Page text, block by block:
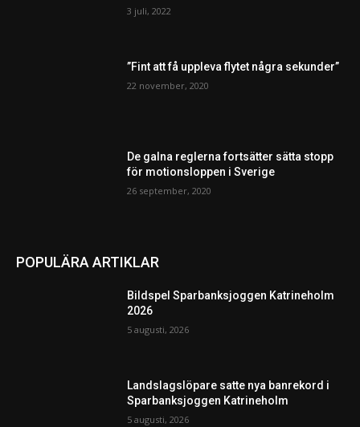
3 juli, 2022
”Fint att få uppleva flytet några sekunder”
22 november, 2020
De galna reglerna fortsätter sätta stopp
för motionsloppen i Sverige
26 september, 2020
POPULÄRA ARTIKLAR
Bildspel Sparbanksjoggen Katrineholm
2026
5 augusti, 2026
Landslagslöpare satte nya banrekord i
Sparbanksjoggen Katrineholm
5 augusti, 2026